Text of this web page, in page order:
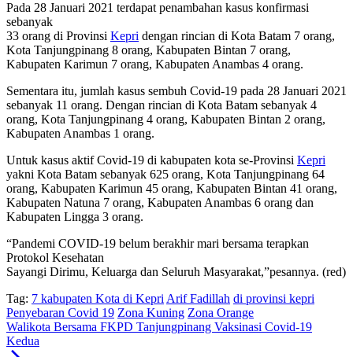
Pada 28 Januari 2021 terdapat penambahan kasus konfirmasi
sebanyak
33 orang di Provinsi Kepri dengan rincian di Kota Batam 7 orang,
Kota Tanjungpinang 8 orang, Kabupaten Bintan 7 orang,
Kabupaten Karimun 7 orang, Kabupaten Anambas 4 orang.
Sementara itu, jumlah kasus sembuh Covid-19 pada 28 Januari 2021
sebanyak 11 orang. Dengan rincian di Kota Batam sebanyak 4
orang, Kota Tanjungpinang 4 orang, Kabupaten Bintan 2 orang,
Kabupaten Anambas 1 orang.
Untuk kasus aktif Covid-19 di kabupaten kota se-Provinsi Kepri
yakni Kota Batam sebanyak 625 orang, Kota Tanjungpinang 64
orang, Kabupaten Karimun 45 orang, Kabupaten Bintan 41 orang,
Kabupaten Natuna 7 orang, Kabupaten Anambas 6 orang dan
Kabupaten Lingga 3 orang.
“Pandemi COVID-19 belum berakhir mari bersama terapkan
Protokol Kesehatan
Sayangi Dirimu, Keluarga dan Seluruh Masyarakat,”pesannya. (red)
Tag: 7 kabupaten Kota di Kepri Arif Fadillah di provinsi kepri
Penyebaran Covid 19 Zona Kuning Zona Orange
Walikota Bersama FKPD Tanjungpinang Vaksinasi Covid-19
Kedua